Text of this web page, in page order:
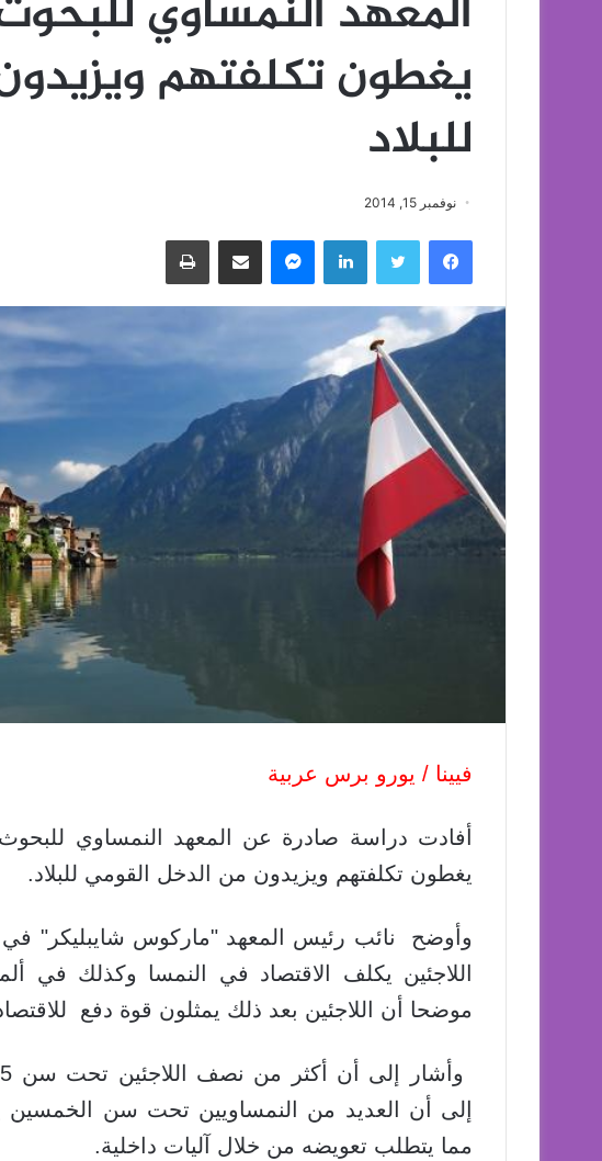
المعهد النمساوي
يغطون تكلفتهم
للبلاد
نوفمبر 15, 2014
فيسبوك تويتر لينكدإن ماسنجر مشاركة عبر البريد طباعة
فيينا / يورو برس عربية
أفادت دراسة صادرة عن المعهد النمساوي
يغطون تكلفتهم ويزيدون من الدخل القومي للبلاد.
وأوضح نائب رئيس المعهد "ماركوس شايبليكر"
اللاجئين يكلف الاقتصاد في النمسا وكذلك في
موضحا أن اللاجئين بعد ذلك يمثلون قوة دفع
إلى أن العديد من النمساويين تحت سن
مما يتطلب تعويضه من خلال آليات داخلية.